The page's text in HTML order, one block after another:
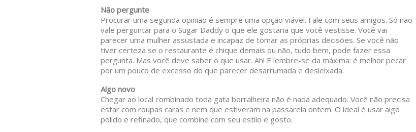
Não pergunte
Procurar uma segunda opinião é sempre uma opção viável. Fale com seus amigos. Só não
vale perguntar para o Sugar Daddy o que ele gostaria que você vestisse. Você vai
parecer uma mulher assustada e incapaz de tomar as próprias decisões. Se você não
tiver certeza se o restaurante é chique demais ou não, tudo bem, pode fazer essa
pergunta. Mas você deve saber o que usar. Ah! E lembre-se da máxima: é melhor pecar
por um pouco de excesso do que parecer desarrumada e desleixada.
Algo novo
Chegar ao local combinado toda gata borralheira não é nada adequado. Você não precisa
estar com roupas caras e nem que estiveram na passarela ontem. O ideal é usar algo
polido e refinado, que combine com seu estilo e gosto.